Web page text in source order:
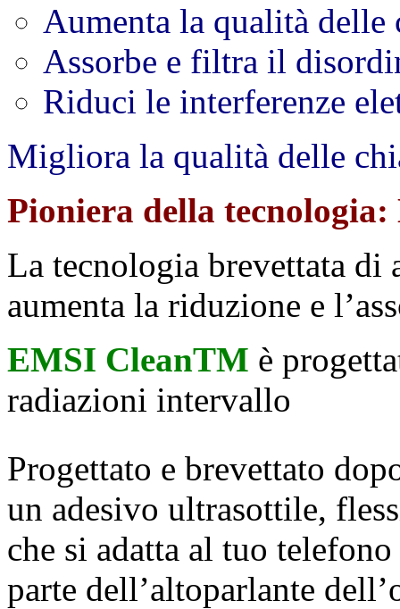
Aumenta la qualità delle
Assorbe e filtra il
Riduci le interferenze
Migliora la qualità delle
Pioniera della tecnologia:
La tecnologia brevettata di
aumenta la riduzione e
EMSI CleanTM è
radiazioni intervallo
Progettato e brevettato
un adesivo ultrasottile,
che si adatta al tuo
parte dell’altoparlante